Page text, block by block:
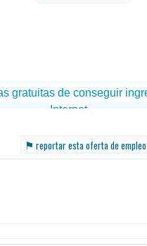
⚑ reportar esta oferta de empleo